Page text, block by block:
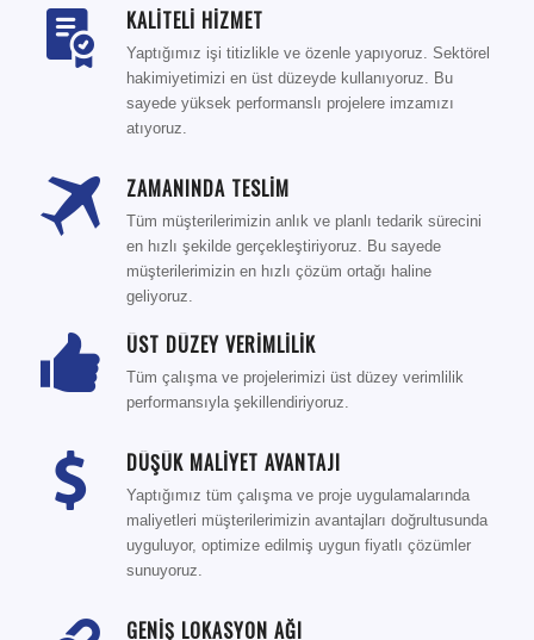
KALİTELİ HİZMET
Yaptığımız işi titizlikle ve özenle yapıyoruz. Sektörel
hakimiyetimizi en üst düzeyde kullanıyoruz. Bu
sayede yüksek performanslı projelere imzamızı
atıyoruz.
ZAMANINDA TESLİM
Tüm müşterilerimizin anlık ve planlı tedarik sürecini
en hızlı şekilde gerçekleştiriyoruz. Bu sayede
müşterilerimizin en hızlı çözüm ortağı haline
geliyoruz.
ÜST DÜZEY VERİMLİLİK
Tüm çalışma ve projelerimizi üst düzey verimlilik
performansıyla şekillendiriyoruz.
DÜŞÜK MALİYET AVANTAJI
Yaptığımız tüm çalışma ve proje uygulamalarında
maliyetleri müşterilerimizin avantajları doğrultusunda
uyguluyor, optimize edilmiş uygun fiyatlı çözümler
sunuyoruz.
GENİŞ LOKASYON AĞI